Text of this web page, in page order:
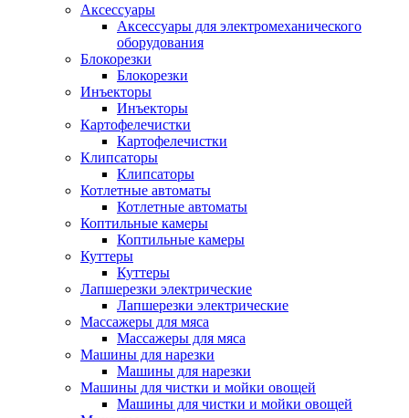
Аксессуары
Аксессуары для электромеханического
оборудования
Блокорезки
Блокорезки
Инъекторы
Инъекторы
Картофелечистки
Картофелечистки
Клипсаторы
Клипсаторы
Котлетные автоматы
Котлетные автоматы
Коптильные камеры
Коптильные камеры
Куттеры
Куттеры
Лапшерезки электрические
Лапшерезки электрические
Массажеры для мяса
Массажеры для мяса
Машины для нарезки
Машины для нарезки
Машины для чистки и мойки овощей
Машины для чистки и мойки овощей